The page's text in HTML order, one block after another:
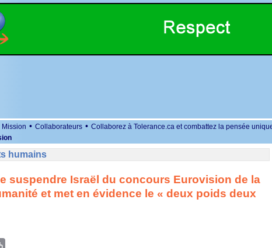
Mission • Collaborateurs • Collaborez à Tolerance.ca et combattez la pensée
humains
suspendre Israël du concours Eurovision de la
et met en évidence le « deux poids deux
Print